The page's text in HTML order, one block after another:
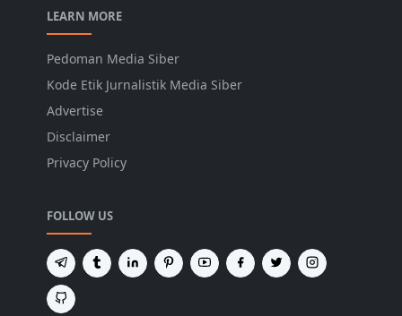
LEARN MORE
Pedoman Media Siber
Kode Etik Jurnalistik Media Siber
Advertise
Disclaimer
Privacy Policy
FOLLOW US